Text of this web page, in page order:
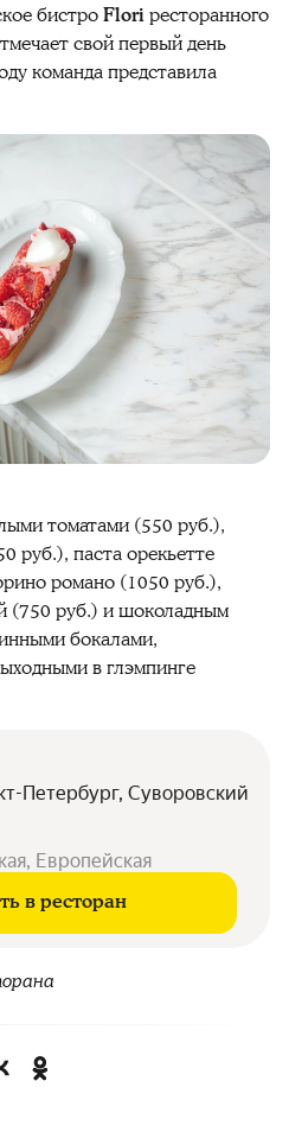
бистроFloriресторанного
свой первый день
команда представила
томатами (550 руб.),
руб.), паста орекьетте
романо (1050 руб.),
(750 руб.) и шоколадным
бокалами,
в глэмпинге
Петербург, Суворовский
Европейская
в ресторан